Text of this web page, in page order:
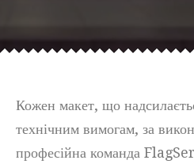
Кожен макет, що
технічним вимогам, за
професійна команда